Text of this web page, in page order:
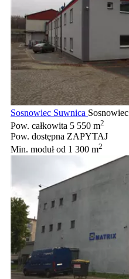
Sosnowiec Suwnica Sosnowiec
Pow. całkowita 5 550 m2
Pow. dostępna ZAPYTAJ
Min. modułod 1 300 m2